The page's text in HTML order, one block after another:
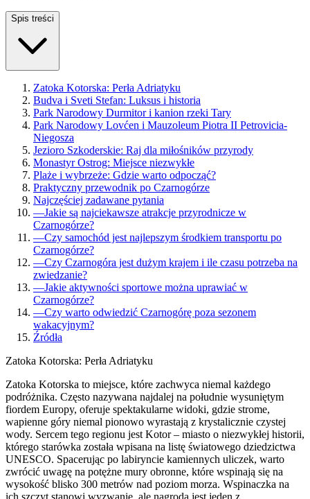
Spis treści
Zatoka Kotorska: Perła Adriatyku
Budva i Sveti Stefan: Luksus i historia
Park Narodowy Durmitor i kanion rzeki Tary
Park Narodowy Lovćen i Mauzoleum Piotra II Petrovicia-
Niegosza
Jezioro Szkoderskie: Raj dla miłośników przyrody
Monastyr Ostrog: Miejsce niezwykłe
Plaże i wybrzeże: Gdzie warto odpocząć?
Praktyczny przewodnik po Czarnogórze
Najczęściej zadawane pytania
—Jakie są najciekawsze atrakcje przyrodnicze w
Czarnogórze?
—Czy samochód jest najlepszym środkiem transportu po
Czarnogórze?
—Czy Czarnogóra jest dużym krajem i ile czasu potrzeba na
zwiedzanie?
—Jakie aktywności sportowe można uprawiać w
Czarnogórze?
—Czy warto odwiedzić Czarnogórę poza sezonem
wakacyjnym?
Źródła
Zatoka Kotorska: Perła Adriatyku
Zatoka Kotorska to miejsce, które zachwyca niemal każdego
podróżnika. Często nazywana najdalej na południe wysuniętym
fiordem Europy, oferuje spektakularne widoki, gdzie strome,
wapienne góry niemal pionowo wyrastają z krystalicznie czystej
wody. Sercem tego regionu jest Kotor – miasto o niezwykłej historii,
którego starówka została wpisana na listę światowego dziedzictwa
UNESCO. Spacerując po labiryncie kamiennych uliczek, warto
zwrócić uwagę na potężne mury obronne, które wspinają się na
wysokość blisko 300 metrów nad poziom morza. Wspinaczka na
ich szczyt stanowi wyzwanie, ale nagrodą jest jeden z